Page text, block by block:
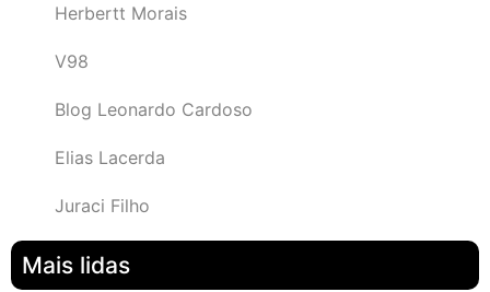
Herbertt Morais
V98
Blog Leonardo Cardoso
Elias Lacerda
Juraci Filho
Mais lidas